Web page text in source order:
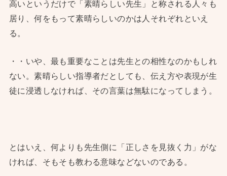
高いというだけで「素晴らしい先生」と称される人々も
居り、何をもって素晴らしいのかは人それぞれといえ
る。
・・いや、最も重要なことは先生との相性なのかもしれ
ない。素晴らしい指導者だとしても、伝え方や表現が生
徒に浸透しなければ、その言葉は無駄になってしまう。
とはいえ、何よりも先生側に「正しさを見抜く力」がな
ければ、そもそも教わる意味などないのである。